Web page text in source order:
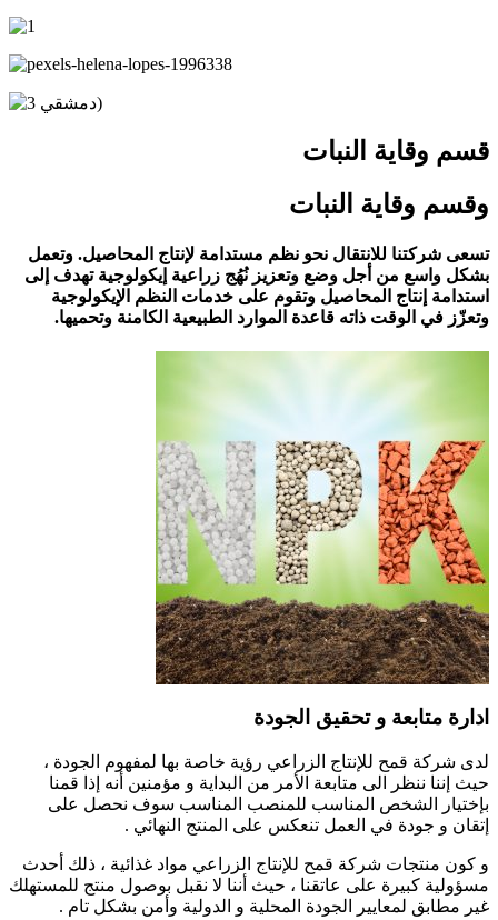
قسم وقاية النبات
وقسم وقاية النبات
تسعى شركتنا للانتقال نحو نظم مستدامة لإنتاج المحاصيل. وتعمل
بشكل واسع من أجل وضع وتعزيز نُهُج زراعية إيكولوجية تهدف إلى
استدامة إنتاج المحاصيل وتقوم على خدمات النظم الإيكولوجية
وتعزّز في الوقت ذاته قاعدة الموارد الطبيعية الكامنة وتحميها.
الاسمدة الزراعية
قراءة
المزيد
ادارة متابعة و تحقيق الجودة
لدى شركة قمح للإنتاج الزراعي رؤية خاصة بها لمفهوم الجودة ،
حيث إننا ننظر الى متابعة الأمر من البداية و مؤمنين أنه إذا قمنا
بإختيار الشخص المناسب للمنصب المناسب سوف نحصل على
إتقان و جودة في العمل تنعكس على المنتج النهائي .
و كون منتجات شركة قمح للإنتاج الزراعي مواد غذائية ، ذلك أحدث
مسؤولية كبيرة على عاتقنا ، حيث أننا لا نقبل بوصول منتج للمستهلك
غير مطابق لمعايير الجودة المحلية و الدولية وأمن بشكل تام .